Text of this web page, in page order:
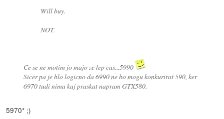
Will buy.
NOT.
Ce se ne motim jo majo ze lep cas...5990
Sicer pa je blo logicno da 6990 ne bo mogu konkurirat 590, ker
6970 tudi nima kaj praskat napram GTX580.
5970* ;)